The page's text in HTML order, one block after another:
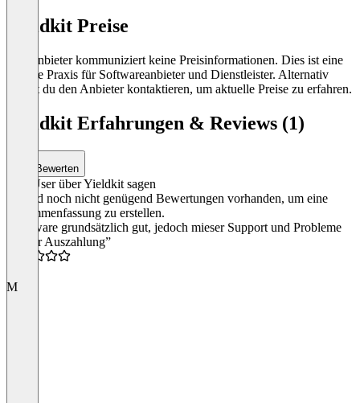
Yieldkit Preise
Der Anbieter kommuniziert keine Preisinformationen. Dies ist eine
übliche Praxis für Softwareanbieter und Dienstleister. Alternativ
kannst du den Anbieter kontaktieren, um aktuelle Preise zu erfahren.
Yieldkit Erfahrungen & Reviews (1)
Bewerten
Was User über Yieldkit sagen
Es sind noch nicht genügend Bewertungen vorhanden, um eine
Zusammenfassung zu erstellen.
“Software grundsätzlich gut, jedoch mieser Support und Probleme
mit der Auszahlung”
M